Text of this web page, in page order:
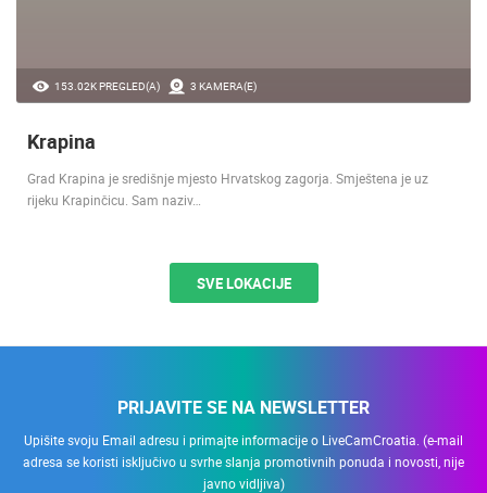
153.02K PREGLED(A) 3 KAMERA(E)
Krapina
Grad Krapina je središnje mjesto Hrvatskog zagorja. Smještena je uz
rijeku Krapinčicu. Sam naziv…
SVE LOKACIJE
PRIJAVITE SE NA NEWSLETTER
Upišite svoju Email adresu i primajte informacije o LiveCamCroatia. (e-mail
adresa se koristi isključivo u svrhe slanja promotivnih ponuda i novosti, nije
javno vidljiva)